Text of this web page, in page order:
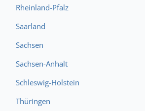
Rheinland-Pfalz
Saarland
Sachsen
Sachsen-Anhalt
Schleswig-Holstein
Thüringen